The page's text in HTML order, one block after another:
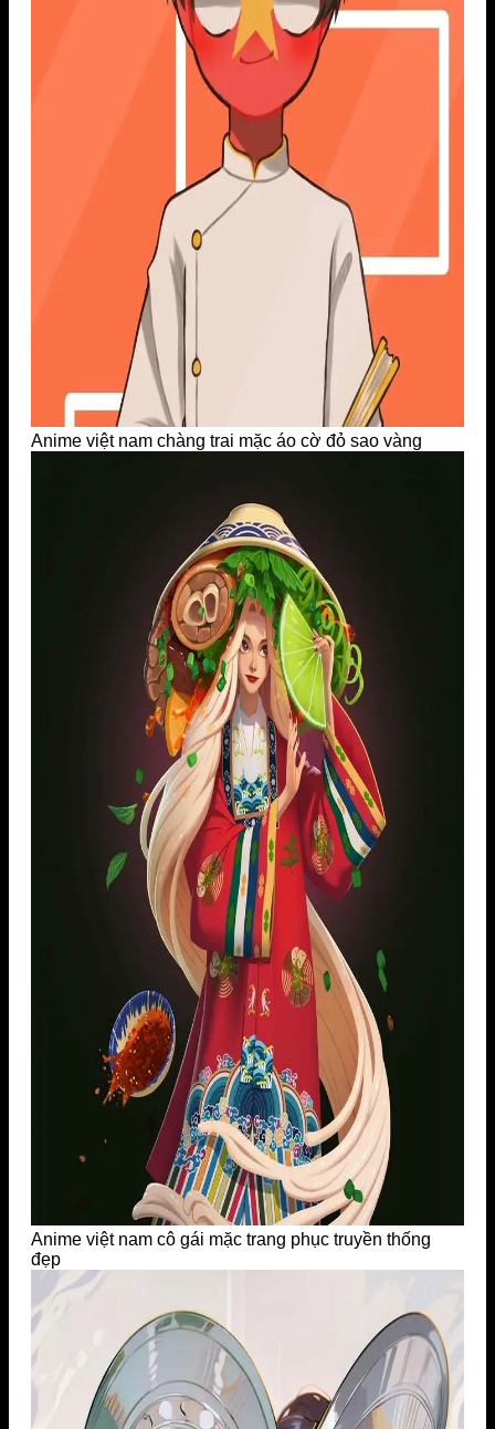
Anime việt nam chàng trai mặc áo cờ đỏ sao vàng
Anime việt nam cô gái mặc trang phục truyền thống
đẹp